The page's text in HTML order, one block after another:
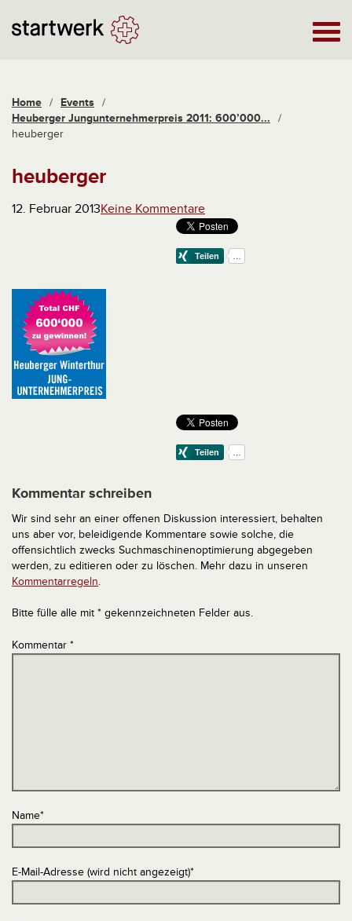
Home / Events /
Heuberger Jungunternehmerpreis 2011: 600’000...
/
heuberger
heuberger
12. Februar 2013Keine Kommentare
Kommentar schreiben
Wir sind sehr an einer offenen Diskussion interessiert, behalten
uns aber vor, beleidigende Kommentare sowie solche, die
offensichtlich zwecks Suchmaschinenoptimierung abgegeben
werden, zu editieren oder zu löschen. Mehr dazu in unseren
Kommentarregeln.
Bitte fülle alle mit * gekennzeichneten Felder aus.
Kommentar *
Name*
E-Mail-Adresse (wird nicht angezeigt)*